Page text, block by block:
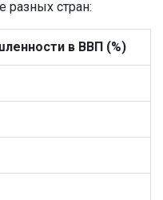
стран:
в ВВП (%)